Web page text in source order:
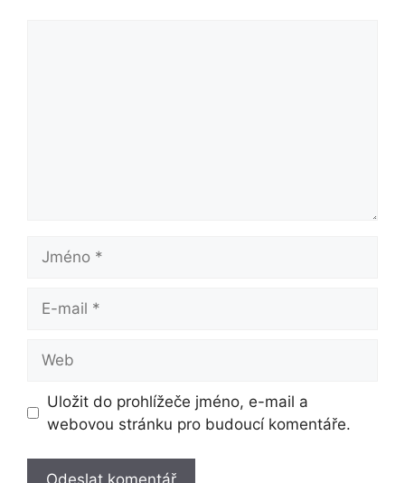
Jméno
mail
Uložit do prohlížeče jméno, e-mail a
webovou stránku pro budoucí komentáře.